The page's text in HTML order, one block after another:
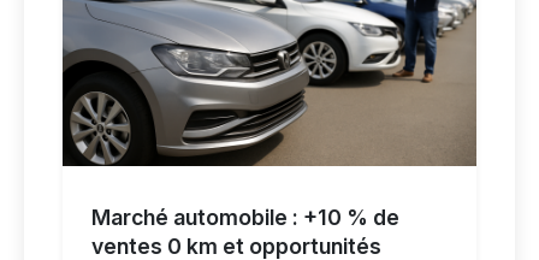
Marché automobile : +10 % de
ventes 0 km et opportunités